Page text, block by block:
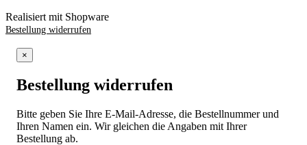
Realisiert mit Shopware
Bestellung widerrufen
×
Bestellung widerrufen
Bitte geben Sie Ihre E-Mail-Adresse, die Bestellnummer und
Ihren Namen ein. Wir gleichen die Angaben mit Ihrer
Bestellung ab.